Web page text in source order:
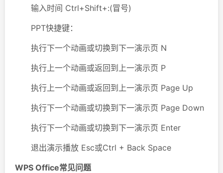
输入时间 Ctrl+Shift+:(冒号)
PPT快捷键：
执行下一个动画或切换到下一演示页 N
执行上一个动画或返回到上一演示页 P
执行上一个动画或返回到上一演示页 Page Up
执行下一个动画或切换到下一演示页 Page Down
执行下一个动画或切换到下一演示页 Enter
退出演示播放 Esc或Ctrl + Back Space
WPS Office常见问题